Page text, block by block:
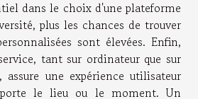
dans le choix d'une plateforme
plus les chances de trouver
sont élevées. Enfin,
tant sur ordinateur que sur
assure une expérience utilisateur
le lieu ou le moment. Un